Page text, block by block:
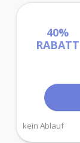
40%
RABATT
kein Ablauf